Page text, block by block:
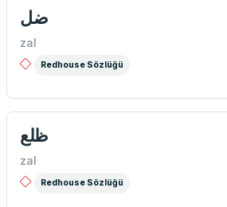
ضل
zal
Redhouse Sözlüğü
ظلع
zal
Redhouse Sözlüğü